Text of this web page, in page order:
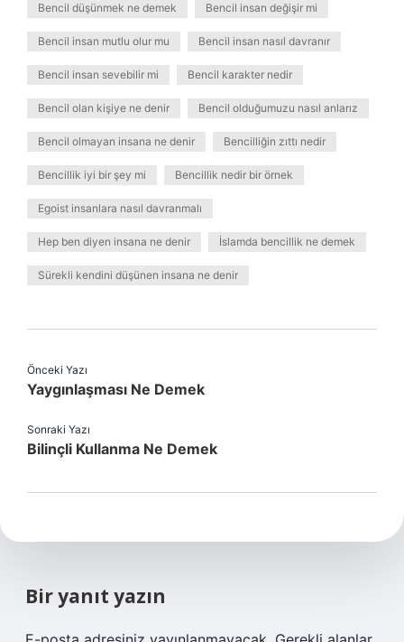
Bencil düşünmek ne demek Bencil insan değişir mi
Bencil insan mutlu olur mu Bencil insan nasıl davranır
Bencil insan sevebilir mi Bencil karakter nedir
Bencil olan kişiye ne denir Bencil olduğumuzu nasıl anlarız
Bencil olmayan insana ne denir Bencilliğin zıttı nedir
Bencillik iyi bir şey mi Bencillik nedir bir örnek
Egoist insanlara nasıl davranmalı
Hep ben diyen insana ne denir İslamda bencillik ne demek
Sürekli kendini düşünen insana ne denir
Önceki Yazı
Yaygınlaşması Ne Demek
Sonraki Yazı
Bilinçli Kullanma Ne Demek
Bir yanıt yazın